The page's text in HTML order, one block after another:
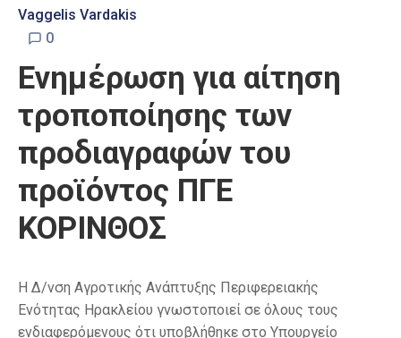
Vaggelis Vardakis
0
Ενημέρωση για αίτηση
τροποποίησης των
προδιαγραφών του
προϊόντος ΠΓΕ
ΚΟΡΙΝΘΟΣ
Η Δ/νση Αγροτικής Ανάπτυξης Περιφερειακής
Ενότητας Ηρακλείου γνωστοποιεί σε όλους τους
ενδιαφερόμενους ότι υποβλήθηκε στο Υπουργείο